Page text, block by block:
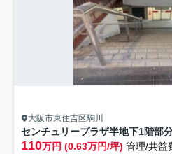
大阪市東住吉区駒川
センチュリープラザ半地下1階部
110万円 (0.63万円/坪) 管理/共益